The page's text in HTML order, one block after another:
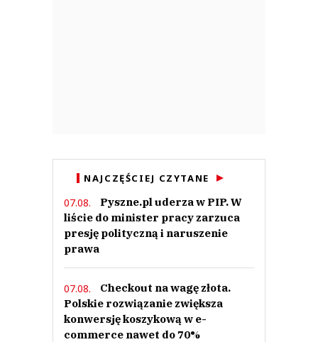
NAJCZĘŚCIEJ CZYTANE
07.08.
Pyszne.pl uderza w PIP. W
liście do minister pracy zarzuca
presję polityczną i naruszenie
prawa
07.08.
Checkout na wagę złota.
Polskie rozwiązanie zwiększa
konwersję koszykową w e-
commerce nawet do 70%